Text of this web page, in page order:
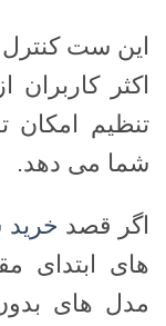
این ست کنترل
اکثر کاربران
تنظیم امکان
شما می دهد.
اگر قصد
های ابتدای
مدل های